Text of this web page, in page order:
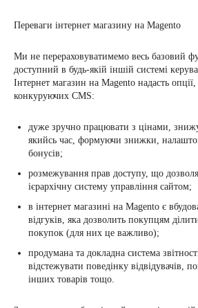
Переваги інтернет магазину на Magento
Ми не перераховуватимемо весь базовий
доступний в будь-якій іншій системі
Інтернет магазин на Magento надасть
конкуруючих CMS:
дуже зручно працювати з цінами,
якийсь час, формуючи знижки,
бонусів;
розмежування прав доступу, що
ієрархічну систему управління сайтом;
в інтернет магазині на Magento є
відгуків, яка дозволить покупцям
покупок (для них це важливо);
продумана та докладна система
відстежувати поведінку відвідувачів,
інших товарів тощо.